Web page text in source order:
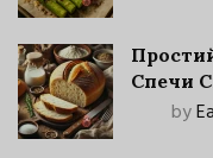
Спечи
by